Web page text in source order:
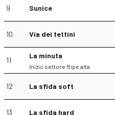
9 Sunice
10 Via dei tettini
11
La minuta
Inizio settore Ripe alta
12 La sfida soft
13 La sfida hard